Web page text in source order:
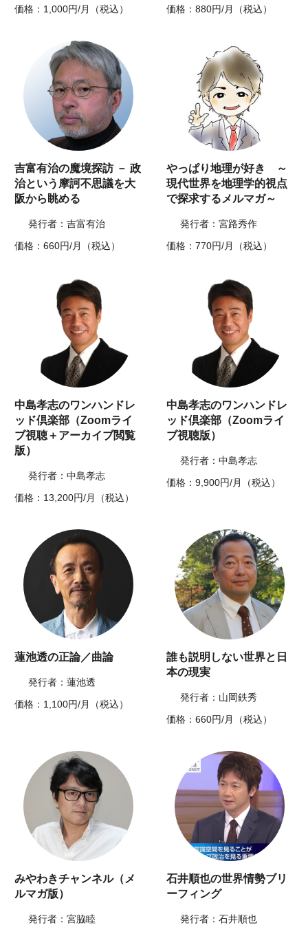
価格：1,000円/月（税込）
価格：880円/月（税込）
吉富有治の魔境探訪 － 政
治という摩訶不思議を大
阪から眺める
発行者：吉富有治
価格：660円/月（税込）
やっぱり地理が好き ～
現代世界を地理学的視点
で探求するメルマガ～
発行者：宮路秀作
価格：770円/月（税込）
中島孝志のワンハンドレ
ッド倶楽部（Zoomライ
ブ視聴＋アーカイブ閲覧
版）
発行者：中島孝志
価格：13,200円/月（税込）
中島孝志のワンハンドレ
ッド倶楽部（Zoomライ
ブ視聴版）
発行者：中島孝志
価格：9,900円/月（税込）
蓮池透の正論／曲論
発行者：蓮池透
価格：1,100円/月（税込）
誰も説明しない世界と日
本の現実
発行者：山岡鉄秀
価格：660円/月（税込）
みやわきチャンネル（メ
ルマガ版）
発行者：宮脇睦
石井順也の世界情勢ブリ
ーフィング
発行者：石井順也